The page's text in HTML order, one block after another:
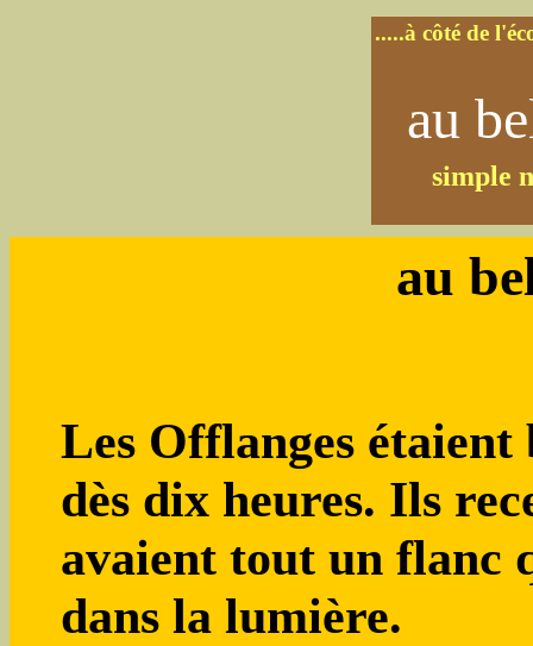
.....à côté de
au
simple
au
Les Offlanges
dès dix heures. Ils
avaient tout un flanc
dans la lumière.